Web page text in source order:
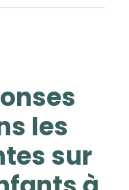
les
sur